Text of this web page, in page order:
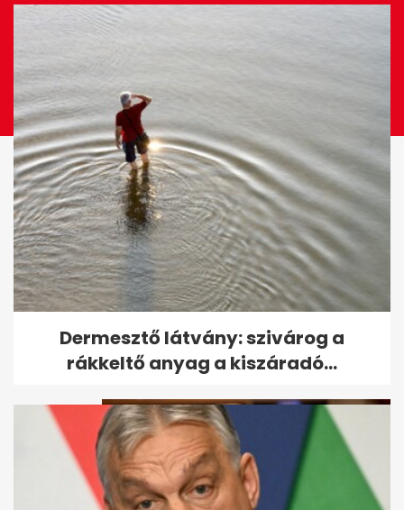
Videón mutatta meg bomba
alakját az 52 éves Barta Sylvia
Dermesztő látvány: szivárog a
rákkeltő anyag a kiszáradó...